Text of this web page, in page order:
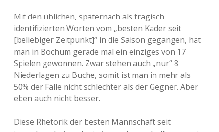
Mit den üblichen, späternach als tragisch
identifizierten Worten vom „besten Kader seit
[beliebiger Zeitpunkt]“ in die Saison gegangen, hat
man in Bochum gerade mal ein einziges von 17
Spielen gewonnen. Zwar stehen auch „nur“ 8
Niederlagen zu Buche, somit ist man in mehr als
50% der Fälle nicht schlechter als der Gegner. Aber
eben auch nicht besser.
Diese Rhetorik der besten Mannschaft seit